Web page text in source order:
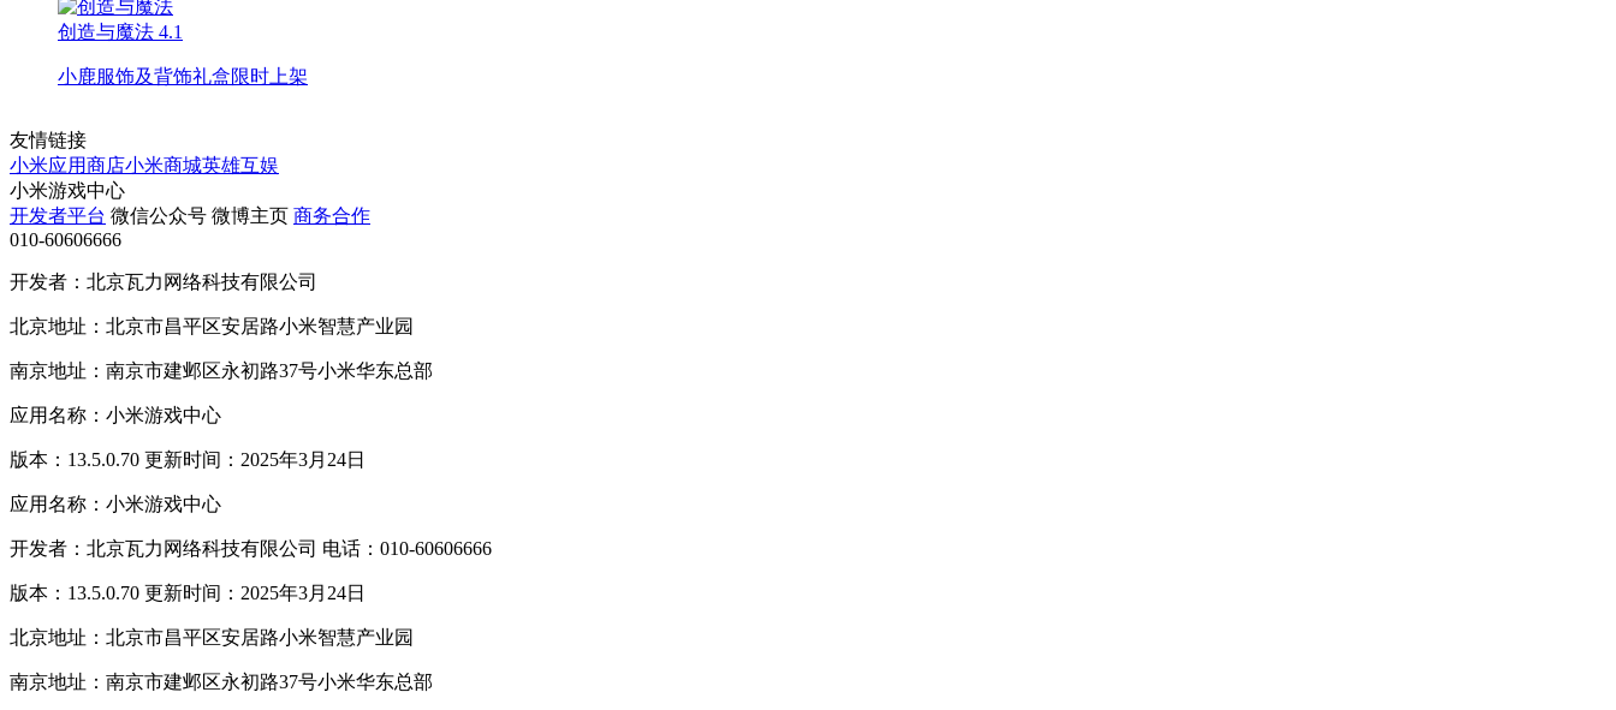
创造与魔法 4.1
小鹿服饰及背饰礼盒限时上架
友情链接
小米应用商店小米商城英雄互娱
小米游戏中心
开发者平台 微信公众号 微博主页 商务合作
010-60606666
开发者：北京瓦力网络科技有限公司
北京地址：北京市昌平区安居路小米智慧产业园
南京地址：南京市建邺区永初路37号小米华东总部
应用名称：小米游戏中心
版本：13.5.0.70 更新时间：2025年3月24日
应用名称：小米游戏中心
开发者：北京瓦力网络科技有限公司 电话：010-60606666
版本：13.5.0.70 更新时间：2025年3月24日
北京地址：北京市昌平区安居路小米智慧产业园
南京地址：南京市建邺区永初路37号小米华东总部